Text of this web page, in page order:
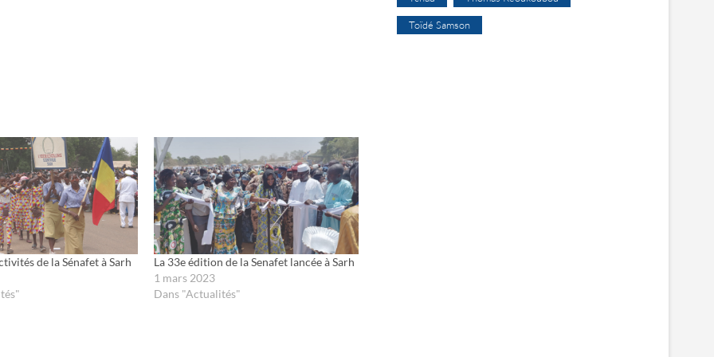
de la Sénafet à Sarh
La 33e édition de la Senafet lancée à Sarh
1 mars 2023
Dans "Actualités"
Toïdé Samson